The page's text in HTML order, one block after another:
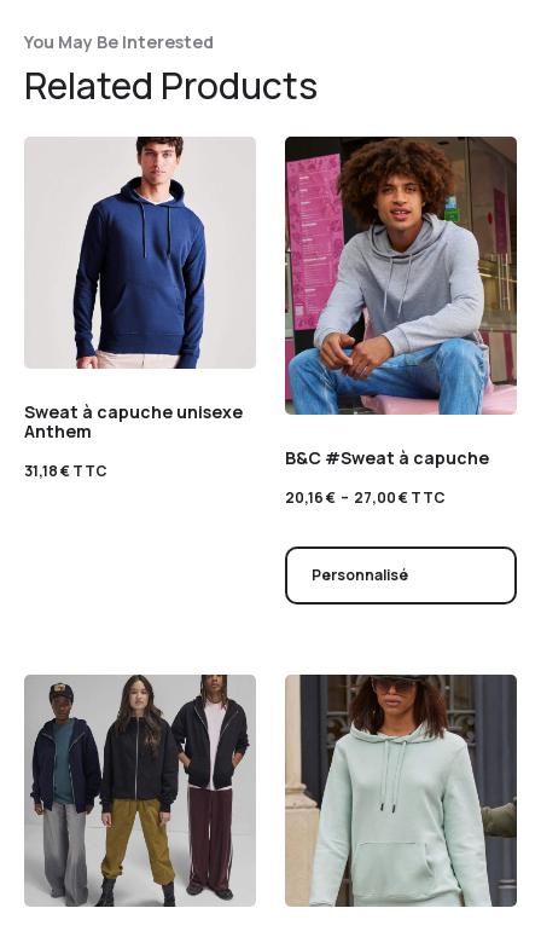
You May Be Interested
Related Products
Sweat à capuche unisexe
Anthem
31,18€TTC
B&C #Sweat à capuche
20,16€ – 27,00€TTC
Personnalisé